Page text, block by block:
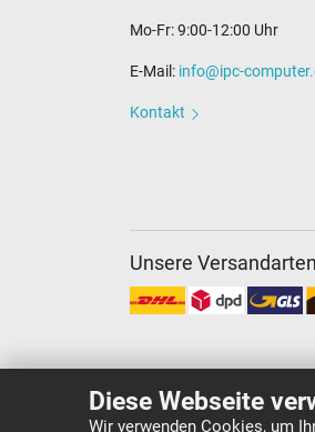
Diese Webseite
Wir verwenden Cookies, um
Mo-Fr: 9:00-12:00 Uhr
E-Mail: info@ipc-
Kontakt
Unsere Versandarten